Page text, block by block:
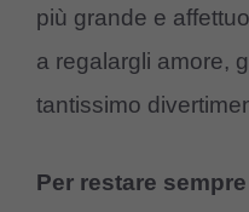
più grande e
a regalargli amore,
tantissimo
Per restare